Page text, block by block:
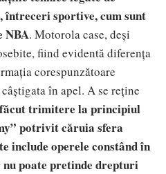
sportive, cum sunt
NBA. Motorola case, deși
fiind evidentă diferența
corespunzătoare
în apel. A se reține
trimitere la principiul
potrivit căruia sfera
include operele constând în
poate pretinde drepturi